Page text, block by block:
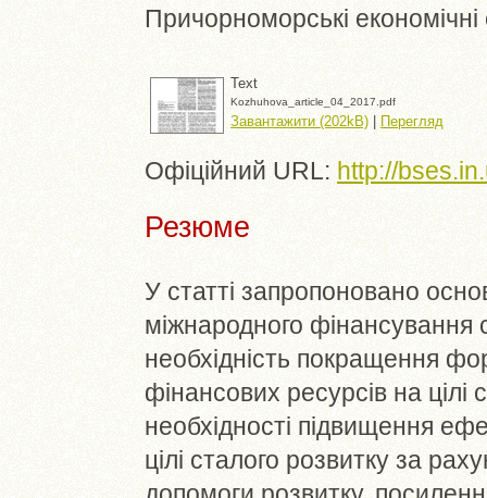
Причорноморські
Text
Kozhuhova_article_04_2017.pdf
Завантажити (202kB) | Перегляд
Офіційний URL: http://
Резюме
У статті запропоновано
міжнародного фінансування
необхідність покращення
фінансових ресурсів на
необхідності підвищення
цілі сталого розвитку за